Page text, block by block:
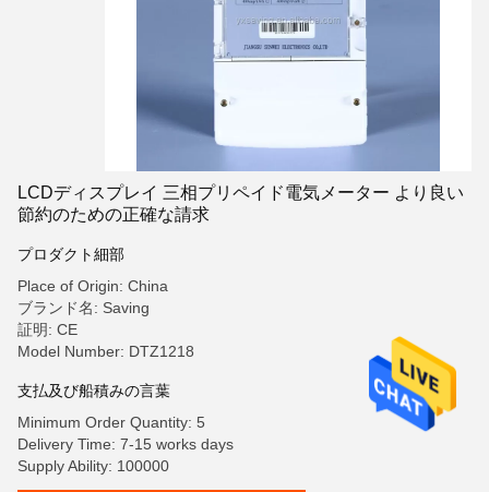
LCDディスプレイ 三相プリペイド電気メーター より良い
節約のための正確な請求
プロダクト細部
Place of Origin: China
ブランド名: Saving
証明: CE
Model Number: DTZ1218
支払及び船積みの言葉
Minimum Order Quantity: 5
Delivery Time: 7-15 works days
Supply Ability: 100000